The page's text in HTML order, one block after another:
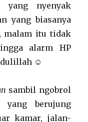
yang nyenyak
yang biasanya
malam itu tidak
alarm HP
☺
sambil ngobrol
yang berujung
kamar, jalan-